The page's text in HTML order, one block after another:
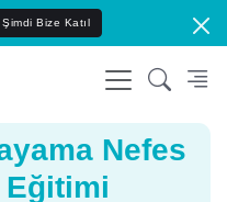
Şimdi Bize Katıl
Nefes